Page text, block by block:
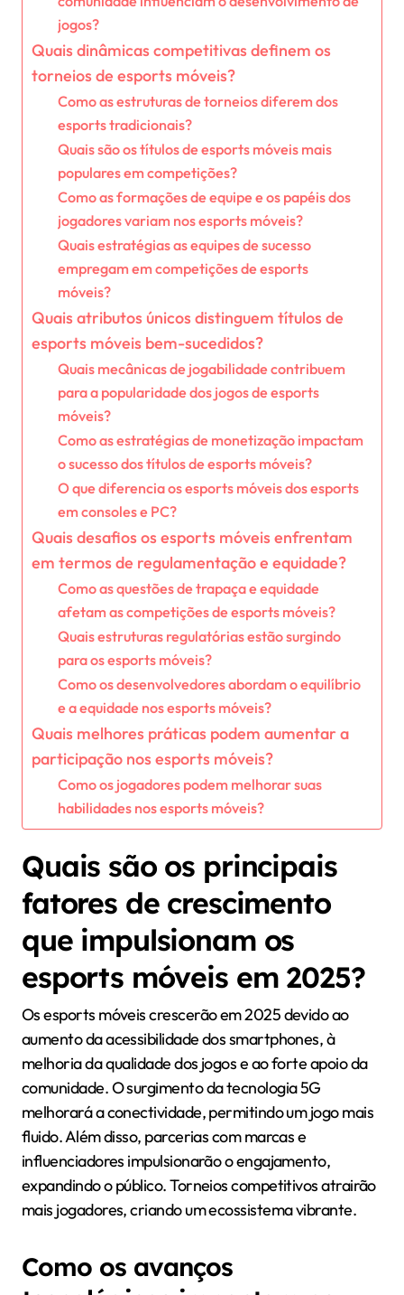
jogos?
Quais dinâmicas competitivas definem os
torneios de esports móveis?
Como as estruturas de torneios diferem dos
esports tradicionais?
Quais são os títulos de esports móveis mais
populares em competições?
Como as formações de equipe e os papéis dos
jogadores variam nos esports móveis?
Quais estratégias as equipes de sucesso
empregam em competições de esports
móveis?
Quais atributos únicos distinguem títulos de
esports móveis bem-sucedidos?
Quais mecânicas de jogabilidade contribuem
para a popularidade dos jogos de esports
móveis?
Como as estratégias de monetização impactam
o sucesso dos títulos de esports móveis?
O que diferencia os esports móveis dos esports
em consoles e PC?
Quais desafios os esports móveis enfrentam
em termos de regulamentação e equidade?
Como as questões de trapaça e equidade
afetam as competições de esports móveis?
Quais estruturas regulatórias estão surgindo
para os esports móveis?
Como os desenvolvedores abordam o equilíbrio
e a equidade nos esports móveis?
Quais melhores práticas podem aumentar a
participação nos esports móveis?
Como os jogadores podem melhorar suas
habilidades nos esports móveis?
Quais são os principais
fatores de crescimento
que impulsionam os
esports móveis em 2025?
Os esports móveis crescerão em 2025 devido ao
aumento da acessibilidade dos smartphones, à
melhoria da qualidade dos jogos e ao forte apoio da
comunidade. O surgimento da tecnologia 5G
melhorará a conectividade, permitindo um jogo mais
fluido. Além disso, parcerias com marcas e
influenciadores impulsionarão o engajamento,
expandindo o público. Torneios competitivos atrairão
mais jogadores, criando um ecossistema vibrante.
Como os avanços